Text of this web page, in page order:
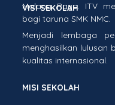
Malang Raya. ITV
bagi taruna SMK NMC.
VISI SEKOLAH
Menjadi lembaga
menghasilkan lulusan
kualitas internasional.
MISI SEKOLAH